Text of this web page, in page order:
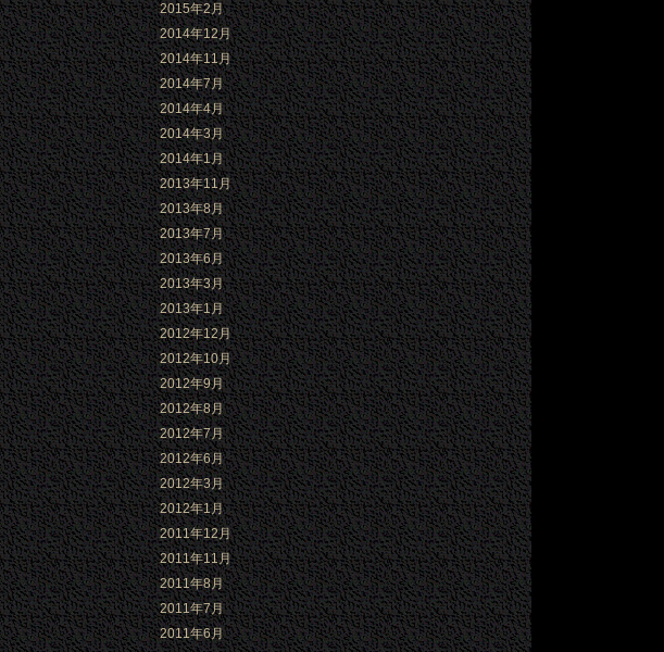
2015年2月
2014年12月
2014年11月
2014年7月
2014年4月
2014年3月
2014年1月
2013年11月
2013年8月
2013年7月
2013年6月
2013年3月
2013年1月
2012年12月
2012年10月
2012年9月
2012年8月
2012年7月
2012年6月
2012年3月
2012年1月
2011年12月
2011年11月
2011年8月
2011年7月
2011年6月